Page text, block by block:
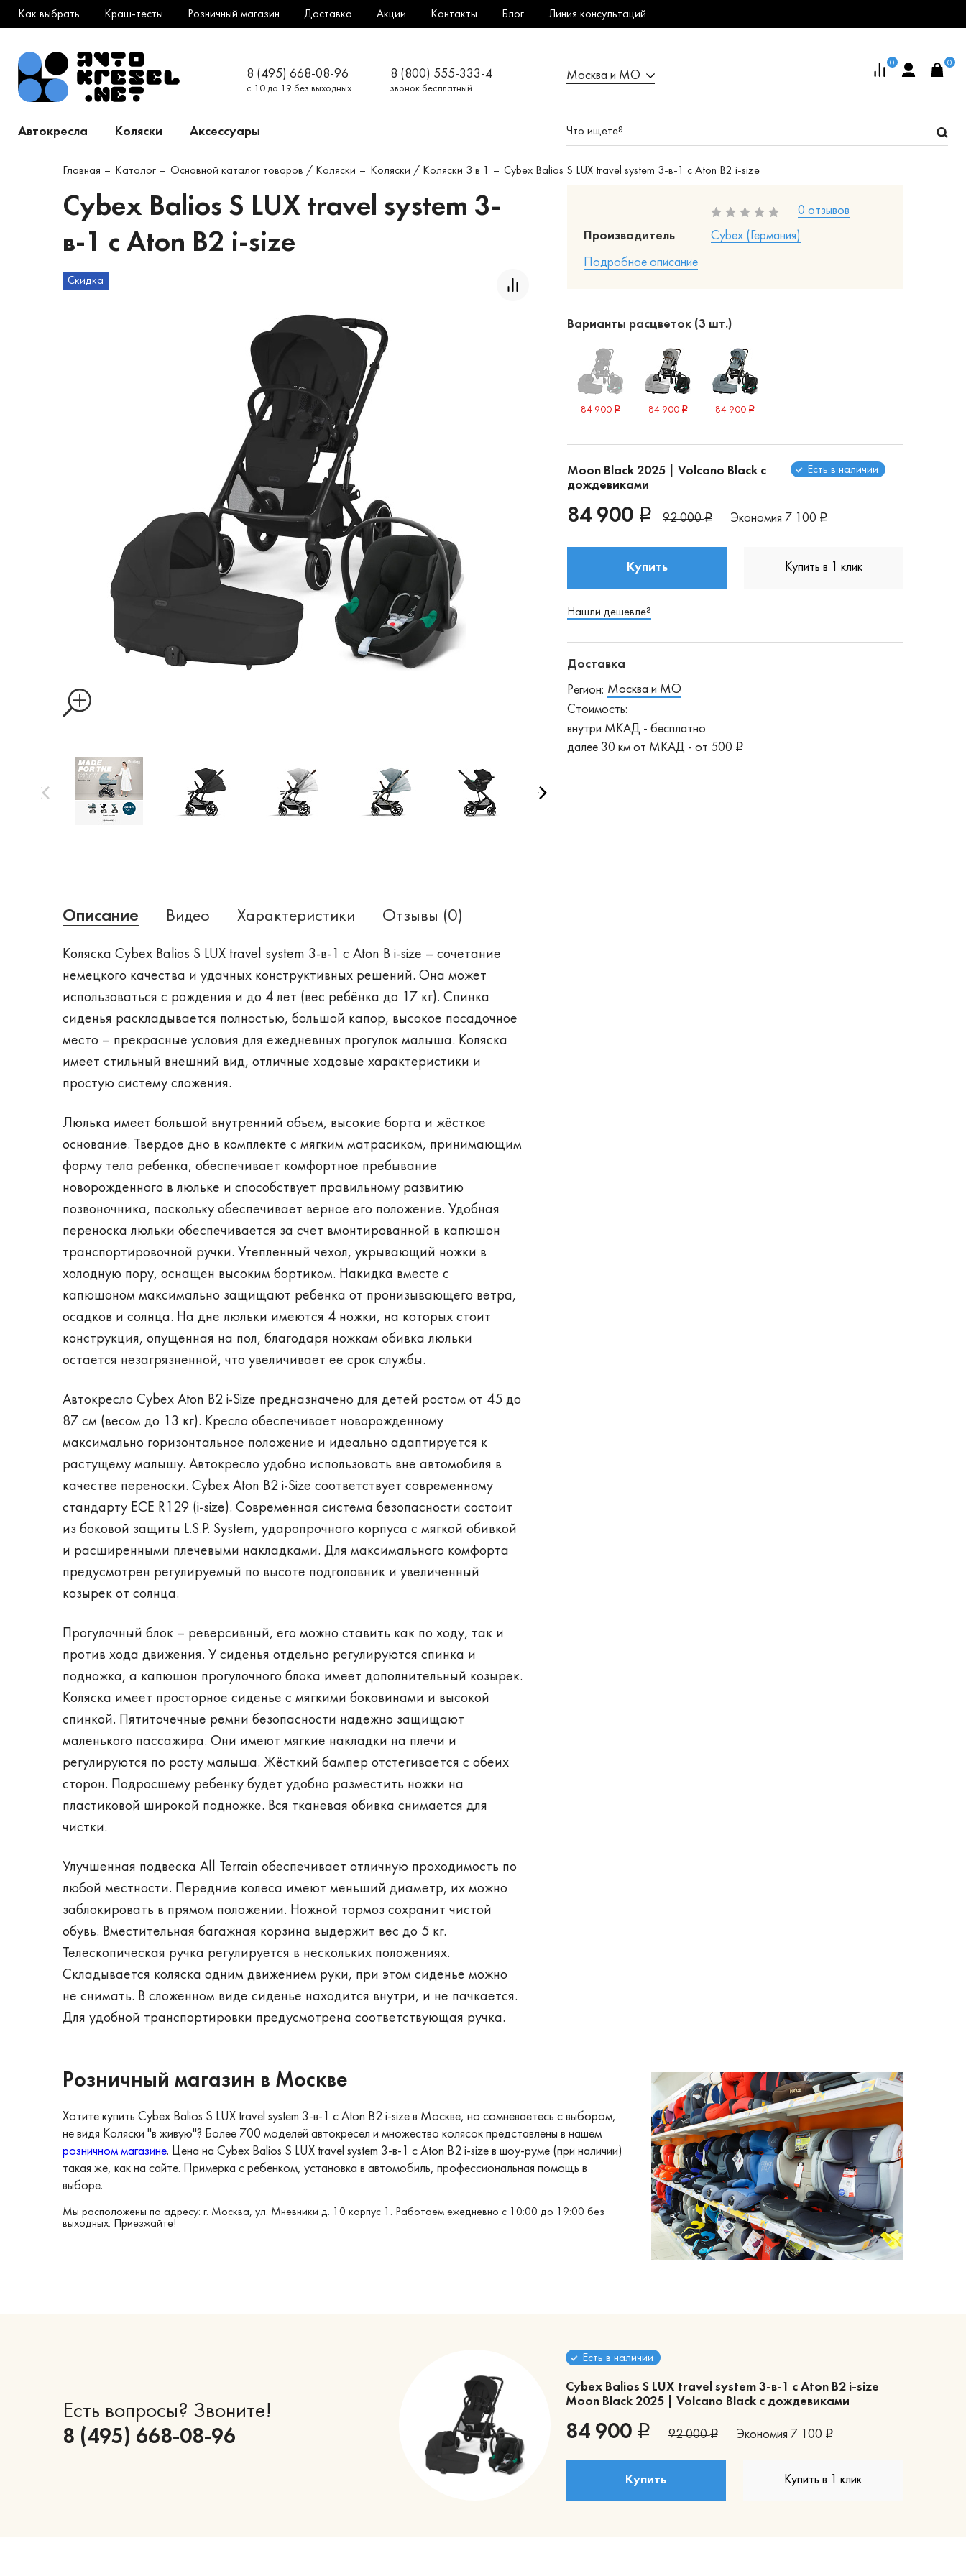
Как выбрать Краш-тесты Розничный магазин Доставка Акции Контакты Блог Линия консультаций
8 (495) 668-08-96
с 10 до 19 без выходных
8 (800) 555-333-4
звонок бесплатный
Москва и МО
0 0
Автокресла Коляски Аксессуары
Главная Каталог Основной каталог товаров / Коляски Коляски / Коляски 3 в 1 Cybex Balios S LUX travel system 3-в-1 с Aton B2 i-size
Cybex Balios S LUX travel system 3-
в-1 с Aton B2 i-size
Скидка
0 отзывов
Производитель Cybex (Германия)
Подробное описание
Варианты расцветок (3 шт.)
84 900 84 900 84 900
Moon Black 2025 | Volcano Black с
дождевиками
Есть в наличии
84 900 92 000 Экономия 7 100
Купить Купить в 1 клик
Нашли дешевле?
Доставка
Регион: Москва и МО
Стоимость:
внутри МКАД - бесплатно
далее 30 км от МКАД - от 500
Описание Видео Характеристики Отзывы (0)
Коляска Cybex Balios S LUX travel system 3-в-1 с Aton B i-size – сочетание
немецкого качества и удачных конструктивных решений. Она может
использоваться с рождения и до 4 лет (вес ребёнка до 17 кг). Спинка
сиденья раскладывается полностью, большой капор, высокое посадочное
место – прекрасные условия для ежедневных прогулок малыша. Коляска
имеет стильный внешний вид, отличные ходовые характеристики и
простую систему сложения.
Люлька имеет большой внутренний объем, высокие борта и жёсткое
основание. Твердое дно в комплекте с мягким матрасиком, принимающим
форму тела ребенка, обеспечивает комфортное пребывание
новорожденного в люльке и способствует правильному развитию
позвоночника, поскольку обеспечивает верное его положение. Удобная
переноска люльки обеспечивается за счет вмонтированной в капюшон
транспортировочной ручки. Утепленный чехол, укрывающий ножки в
холодную пору, оснащен высоким бортиком. Накидка вместе с
капюшоном максимально защищают ребенка от пронизывающего ветра,
осадков и солнца. На дне люльки имеются 4 ножки, на которых стоит
конструкция, опущенная на пол, благодаря ножкам обивка люльки
остается незагрязненной, что увеличивает ее срок службы.
Автокресло Cybex Aton B2 i-Size предназначено для детей ростом от 45 до
87 см (весом до 13 кг). Кресло обеспечивает новорожденному
максимально горизонтальное положение и идеально адаптируется к
растущему малышу. Автокресло удобно использовать вне автомобиля в
качестве переноски. Cybex Aton B2 i-Size соответствует современному
стандарту ECE R129 (i-size). Современная система безопасности состоит
из боковой защиты L.S.P. System, ударопрочного корпуса с мягкой обивкой
и расширенными плечевыми накладками. Для максимального комфорта
предусмотрен регулируемый по высоте подголовник и увеличенный
козырек от солнца.
Прогулочный блок – реверсивный, его можно ставить как по ходу, так и
против хода движения. У сиденья отдельно регулируются спинка и
подножка, а капюшон прогулочного блока имеет дополнительный козырек.
Коляска имеет просторное сиденье с мягкими боковинами и высокой
спинкой. Пятиточечные ремни безопасности надежно защищают
маленького пассажира. Они имеют мягкие накладки на плечи и
регулируются по росту малыша. Жёсткий бампер отстегивается с обеих
сторон. Подросшему ребенку будет удобно разместить ножки на
пластиковой широкой подножке. Вся тканевая обивка снимается для
чистки.
Улучшенная подвеска All Terrain обеспечивает отличную проходимость по
любой местности. Передние колеса имеют меньший диаметр, их можно
заблокировать в прямом положении. Ножной тормоз сохранит чистой
обувь. Вместительная багажная корзина выдержит вес до 5 кг.
Телескопическая ручка регулируется в нескольких положениях.
Складывается коляска одним движением руки, при этом сиденье можно
не снимать. В сложенном виде сиденье находится внутри, и не пачкается.
Для удобной транспортировки предусмотрена соответствующая ручка.
Розничный магазин в Москве
Хотите купить Cybex Balios S LUX travel system 3-в-1 с Aton B2 i-size в Москве, но сомневаетесь с выбором,
не видя Коляски "в живую"? Более 700 моделей автокресел и множество колясок представлены в нашем
розничном магазине. Цена на Cybex Balios S LUX travel system 3-в-1 с Aton B2 i-size в шоу-руме (при наличии)
такая же, как на сайте. Примерка с ребенком, установка в автомобиль, профессиональная помощь в
выборе.
Мы расположены по адресу: г. Москва, ул. Мневники д. 10 корпус 1. Работаем ежедневно с 10:00 до 19:00 без
выходных. Приезжайте!
Есть вопросы? Звоните!
8 (495) 668-08-96
Есть в наличии
Cybex Balios S LUX travel system 3-в-1 с Aton B2 i-size
Moon Black 2025 | Volcano Black с дождевиками
84 900 92 000 Экономия 7 100
Купить Купить в 1 клик